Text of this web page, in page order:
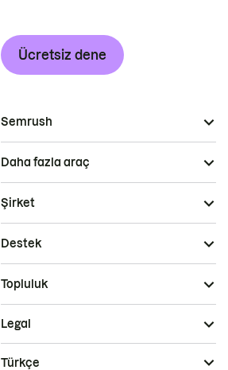
Ücretsiz dene
Semrush
Daha fazla araç
Şirket
Destek
Topluluk
Legal
Türkçe